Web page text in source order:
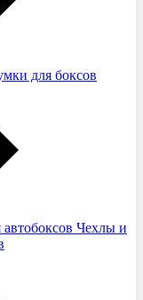
для боксов
Чехлы и